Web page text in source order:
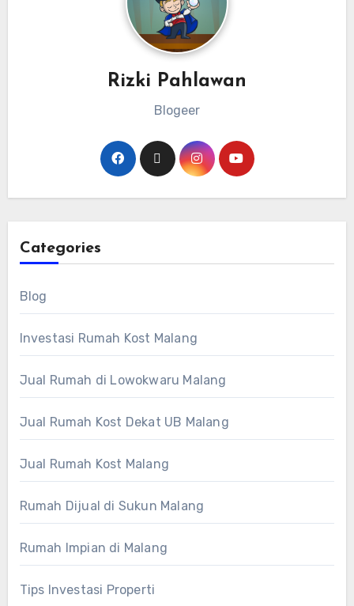
Rizki Pahlawan
Blogeer
Categories
Blog
Investasi Rumah Kost Malang
Jual Rumah di Lowokwaru Malang
Jual Rumah Kost Dekat UB Malang
Jual Rumah Kost Malang
Rumah Dijual di Sukun Malang
Rumah Impian di Malang
Tips Investasi Properti